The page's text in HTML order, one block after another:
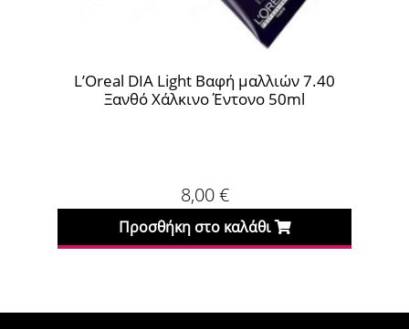
μαλλιών 7.40
L’Oreal DIA Light Βαφή μαλλιών
Περλέ Μόκα Σκούρο Ξανθό
Προσθήκη στο καλάθι